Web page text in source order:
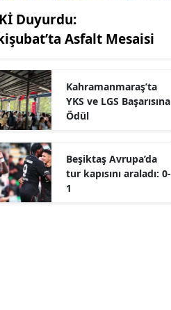
Duyurdu:
Asfalt Mesaisi
Kahramanmaraş’ta
YKS ve LGS Başarısına
Ödül
Beşiktaş Avrupa’da
tur kapısını araladı: 0-
1